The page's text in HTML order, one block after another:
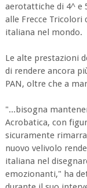
aerotattiche di 4^ e
alle Frecce Tricolori
italiana nel mondo.
Le alte prestazioni
di rendere ancora
PAN, oltre che a
"...bisogna
Acrobatica, con
sicuramente
nuovo velivolo
italiana nel
emozionanti," ha